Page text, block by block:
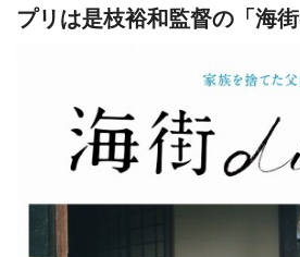
プリは是枝裕和監督の「海